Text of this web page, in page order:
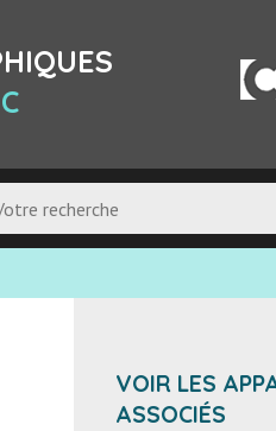
VOIR LES
ASSOCIÉS